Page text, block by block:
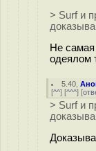
> Surf и
Не
одеялом
5.40 ,
[^^] [^^^] [
> Surf и